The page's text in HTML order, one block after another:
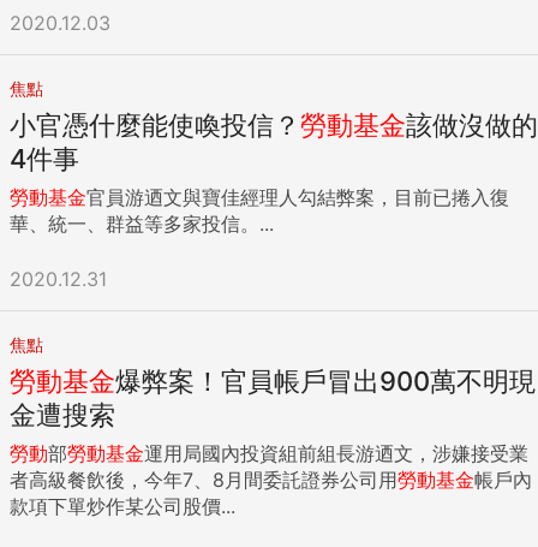
2020.12.03
焦點
小官憑什麼能使喚投信？ 勞動基金該做沒做的
4件事
勞動基金官員游迺文與寶佳經理人勾結弊案，目前已捲入復
華、統一、群益等多家投信。...
2020.12.31
焦點
勞動基金爆弊案！官員帳戶冒出900萬不明現
金遭搜索
勞動部勞動基金運用局國內投資組前組長游迺文，涉嫌接受業
者高級餐飲後，今年7、8月間委託證券公司用勞動基金帳戶內
款項下單炒作某公司股價...